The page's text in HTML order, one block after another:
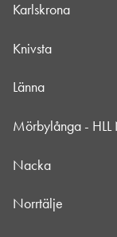
Karlskrona
Knivsta
Länna
Mörbylånga - HLL
Nacka
Norrtälje